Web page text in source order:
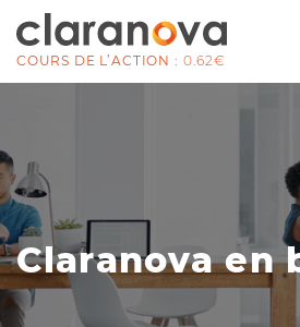
COURS DE L’ACTION : 0.62€
Claranova en